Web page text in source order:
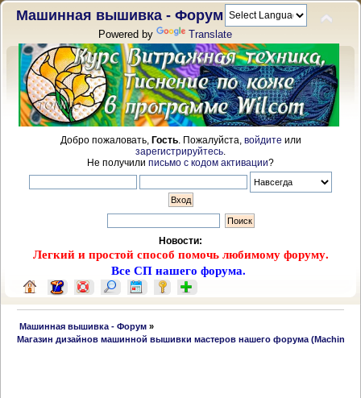
Машинная вышивка - Форум
Powered by Translate
Добро пожаловать, Гость. Пожалуйста, войдите или
зарегистрируйтесь
Не получили письмо с кодом активации?
Новости:
Легкий и простой способ помочь любимому форуму.
Все СП нашего форума.
Машинная вышивка - Форум »
Магазин дизайнов машинной вышивки мастеров нашего форума (Machine